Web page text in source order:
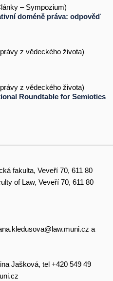
– Sympozium)
doméně práva: odpověď
z vědeckého života)
z vědeckého života)
Roundtable for Semiotics
fakulta, Veveří 70, 611 80
of Law, Veveří 70, 611 80
a
Jašková, tel +420 549 49